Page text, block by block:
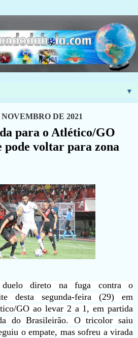
▼
DE 2021
para o Atlético/GO
pode voltar para zona
direto na fuga contra o
desta segunda-feira (29) em
GO ao levar 2 a 1, em partida
do Brasileirão. O tricolor saiu
o empate, mas sofreu a virada